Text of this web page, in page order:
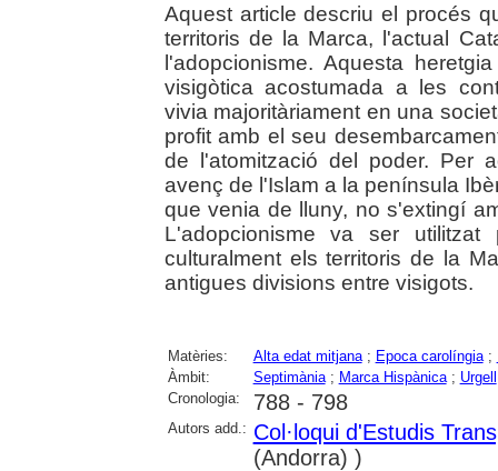
Aquest article descriu el procés
territoris de la Marca, l'actual
l'adopcionisme. Aquesta
visigòtica acostumada a les
vivia majoritàriament en una
profit amb el seu
de l'atomització del poder. Per
avenç de l'Islam a la península
que venia de lluny, no s'extingí
L'adopcionisme va ser
culturalment els territoris de la
antigues divisions entre visigots.
Matèries: Alta edat mitjana; Epoca carolíngia;
Àmbit:
Septimània; Marca Hispànica; Urgell
Cronologia:
788 - 798
Autors add.: Col·loqui d'Estudis
(Andorra) )